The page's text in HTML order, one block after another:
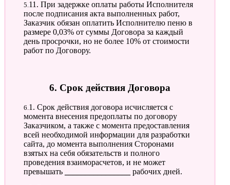
5.11. При задержке оплаты работы Исполнителя
после подписания акта выполненных работ,
Заказчик обязан оплатить Исполнителю пеню в
размере 0,03% от суммы Договора за каждый
день просрочки, но не более 10% от стоимости
работ по Договору.
6. Срок действия Договора
6.1. Срок действия договора исчисляется с
момента внесения предоплаты по договору
Заказчиком, а также с момента предоставления
всей необходимой информации для разработки
сайта, до момента выполнения Сторонами
взятых на себя обязательств и полного
проведения взаиморасчетов, и не может
превышать
рабочих дней.